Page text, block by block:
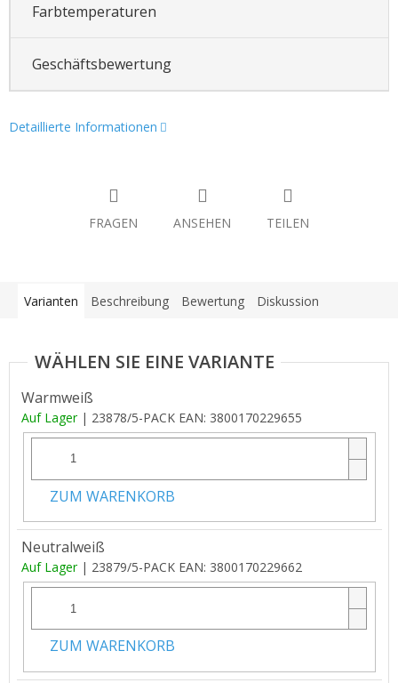
Farbtemperaturen
Geschäftsbewertung
Detaillierte Informationen
FRAGEN ANSEHEN TEILEN
Varianten Beschreibung Bewertung Diskussion
Warmweiß
Auf Lager | 23878/5-PACK EAN: 3800170229655
ZUM WARENKORB
Neutralweiß
Auf Lager | 23879/5-PACK EAN: 3800170229662
ZUM WARENKORB